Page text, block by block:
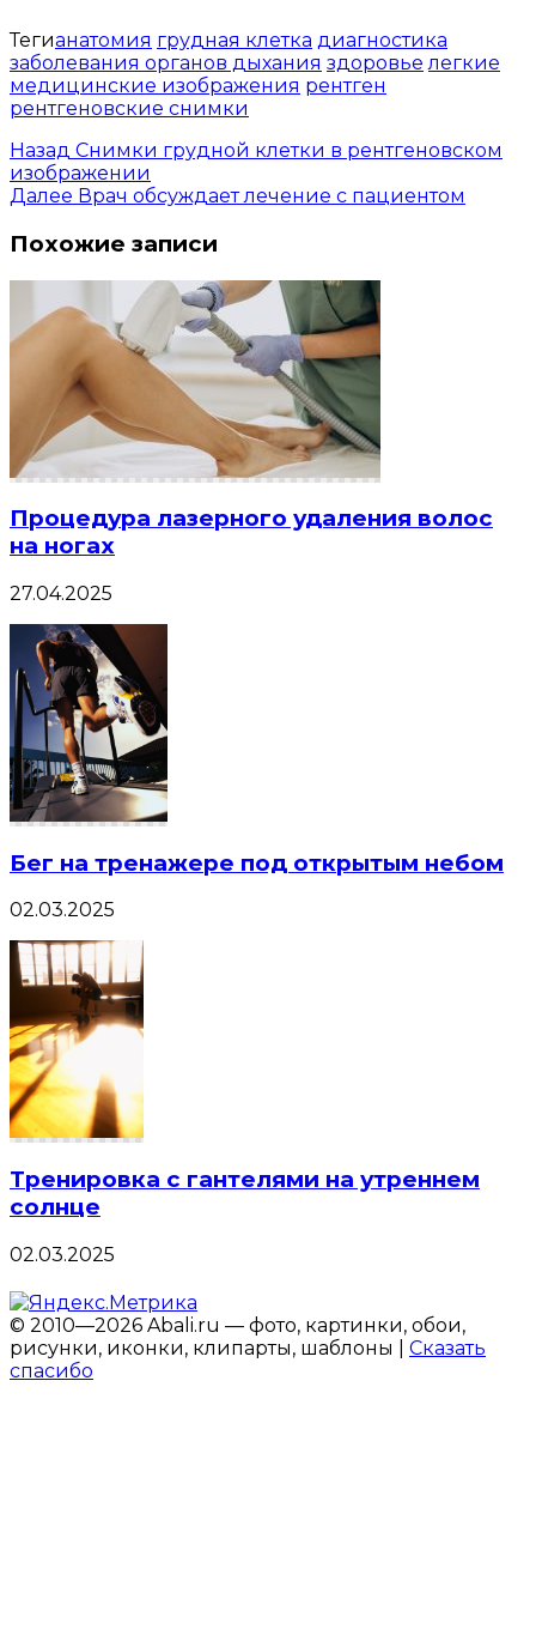
Тегианатомия грудная клетка диагностика
заболевания органов дыхания здоровье легкие
медицинские изображения рентген
рентгеновские снимки
Назад Снимки грудной клетки в рентгеновском
изображении
Далее Врач обсуждает лечение с пациентом
Похожие записи
Процедура лазерного удаления волос
на ногах
27.04.2025
Бег на тренажере под открытым небом
02.03.2025
Тренировка с гантелями на утреннем
солнце
02.03.2025
© 2010—2026 Abali.ru — фото, картинки, обои,
рисунки, иконки, клипарты, шаблоны | Сказать
спасибо